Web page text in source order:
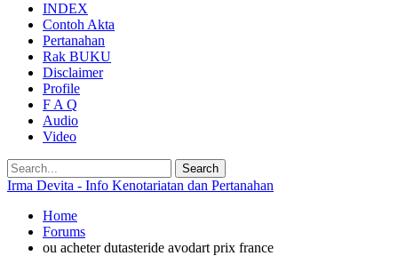
INDEX
Contoh Akta
Pertanahan
Rak BUKU
Disclaimer
Profile
F A Q
Audio
Video
Irma Devita - Info Kenotariatan dan Pertanahan
Home
Forums
ou acheter dutasteride avodart prix france